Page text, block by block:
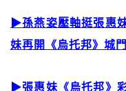
▶孫燕姿壓軸挺張惠
妹再開《烏托邦》城門
▶張惠妹《烏托邦》